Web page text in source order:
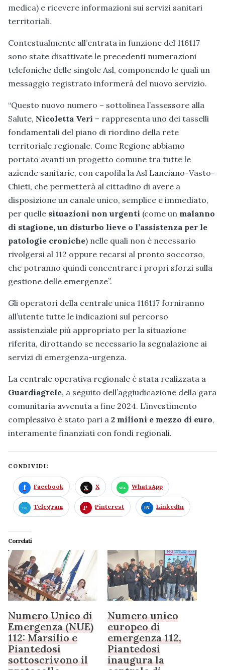
medica) e ricevere informazioni sui servizi sanitari
territoriali.
Contestualmente all’entrata in funzione del 116117
sono state disattivate le precedenti numerazioni
telefoniche delle singole Asl, componendo le quali un
messaggio registrato informerà del nuovo servizio.
“Questo nuovo numero – sottolinea l’assessore alla
Salute, Nicoletta Verì – rappresenta uno dei tasselli
fondamentali del piano di riordino della rete
territoriale regionale. Come Regione abbiamo
portato avanti un progetto comune tra tutte le
aziende sanitarie, con capofila la Asl Lanciano-Vasto-
Chieti, che permetterà al cittadino di avere a
disposizione un canale unico, semplice e immediato,
per quelle situazioni non urgenti (come un malanno
di stagione, un disturbo lieve o l’assistenza per le
patologie croniche) nelle quali non è necessario
rivolgersi al 112 oppure recarsi al pronto soccorso,
che potranno quindi concentrare i propri sforzi sulla
gestione delle emergenze”.
Gli operatori della centrale unica 116117 forniranno
all’utente tutte le indicazioni sul percorso
assistenziale più appropriato per la situazione
riferita, dirottando se necessario la segnalazione ai
servizi di emergenza-urgenza.
La centrale operativa regionale è stata realizzata a
Guardiagrele, a seguito dell’aggiudicazione della gara
comunitaria avvenuta a fine 2024. L’investimento
complessivo è stato pari a 2 milioni e mezzo di euro,
interamente finanziati con fondi regionali.
CONDIVIDI:
Facebook X WhatsApp
Telegram Pinterest LinkedIn
Correlati
Numero Unico di
Emergenza (NUE)
112: Marsilio e
Piantedosi
sottoscrivono il
Numero unico
europeo di
emergenza 112,
Piantedosi
inaugura la